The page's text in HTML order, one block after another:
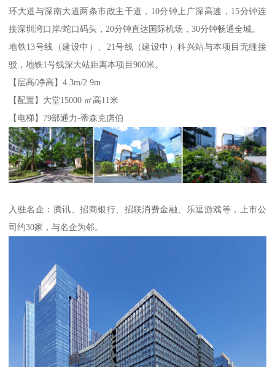
环大道与深南大道两条市政主干道，10分钟上广深高速，15分钟连
接深圳湾口岸/蛇口码头，20分钟直达国际机场，30分钟畅通全城。
地铁13号线（建设中）、21号线（建设中）科兴站与本项目无缝接
驳，地铁1号线深大站距离本项目900米。
【层高/净高】4.3m/2.9m
【配置】大堂15000 ㎡高11米
【电梯】79部通力-蒂森克虏伯
入驻名企：腾讯、招商银行、招联消费金融、乐逗游戏等，上市公
司约30家，与名企为邻。